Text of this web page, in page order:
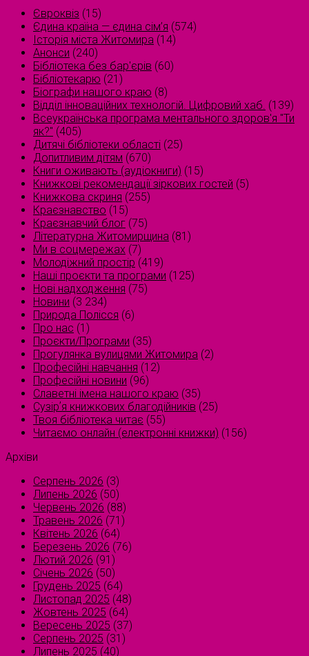
Євроквіз (15)
Єдина країна — єдина сім’я (574)
Історія міста Житомира (14)
Анонси (240)
Бібліотека без бар'єрів (60)
Бібліотекарю (21)
Біографи нашого краю (8)
Відділ інноваційних технологій. Цифровий хаб. (139)
Всеукраїнська програма ментального здоров'я "Ти
як?" (405)
Дитячі бібліотеки області (25)
Допитливим дітям (670)
Книги оживають (аудіокниги) (15)
Книжкові рекомендації зіркових гостей (5)
Книжкова скриня (255)
Краєзнавство (15)
Краєзнавчий блог (75)
Літературна Житомирщина (81)
Ми в соцмережах (7)
Молодіжний простір (419)
Наші проєкти та програми (125)
Нові надходження (75)
Новини (3 234)
Природа Полісся (6)
Про нас (1)
Проєкти/Програми (35)
Прогулянка вулицями Житомира (2)
Професійні навчання (12)
Професійні новини (96)
Славетні імена нашого краю (35)
Сузірʼя книжкових благодійників (25)
Твоя бібліотека читає (55)
Читаємо онлайн (електронні книжки) (156)
Архіви
Серпень 2026 (3)
Липень 2026 (50)
Червень 2026 (88)
Травень 2026 (71)
Квітень 2026 (64)
Березень 2026 (76)
Лютий 2026 (91)
Січень 2026 (50)
Грудень 2025 (64)
Листопад 2025 (48)
Жовтень 2025 (64)
Вересень 2025 (37)
Серпень 2025 (31)
Липень 2025 (40)